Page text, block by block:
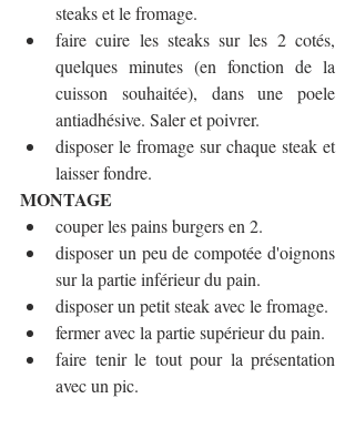
steaks et le fromage.
faire cuire les steaks sur les 2 cotés,
quelques minutes (en fonction de la
cuisson souhaitée), dans une poele
antiadhésive. Saler et poivrer.
disposer le fromage sur chaque steak et
laisser fondre.
MONTAGE
couper les pains burgers en 2.
disposer un peu de compotée d'oignons
sur la partie inférieur du pain.
disposer un petit steak avec le fromage.
fermer avec la partie supérieur du pain.
faire tenir le tout pour la présentation
avec un pic.